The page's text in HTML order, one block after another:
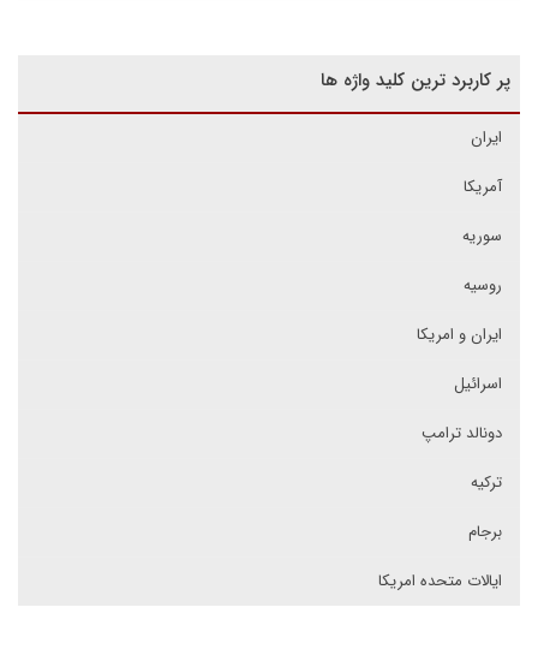
پر کاربرد ترین کلید واژه ها
ایران
آمریکا
سوریه
روسیه
ایران و امریکا
اسرائیل
دونالد ترامپ
ترکیه
برجام
ایالات متحده امریکا